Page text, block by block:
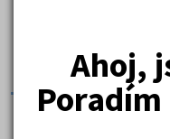
Ahoj,
systém a způsoby
informace.